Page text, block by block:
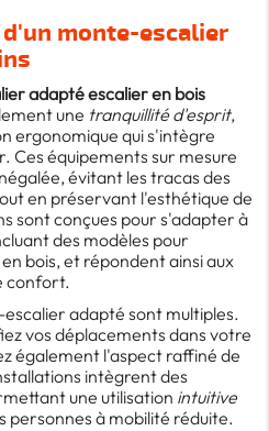
monte-escalier
adapté escalier en bois
une tranquillité d'esprit,
ergonomique qui s'intègre
équipements sur mesure
évitant les tracas des
en préservant l'esthétique de
sont conçues pour s'adapter à
des modèles pour
bois, et répondent ainsi aux
confort.
adapté sont multiples.
vos déplacements dans votre
également l'aspect raffiné de
intègrent des
une utilisation intuitive
personnes à mobilité réduite.